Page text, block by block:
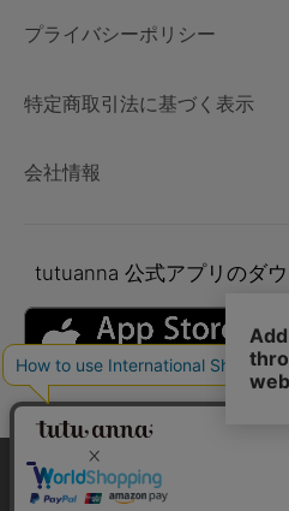
プライバシーポリシー
特定商取引法に基づく表示
会社情報
tutuanna 公式アプリのダ
本サイトでは、より快適にご利用
ています。詳細については
プライ